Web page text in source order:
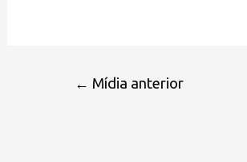
← Mídia anterior